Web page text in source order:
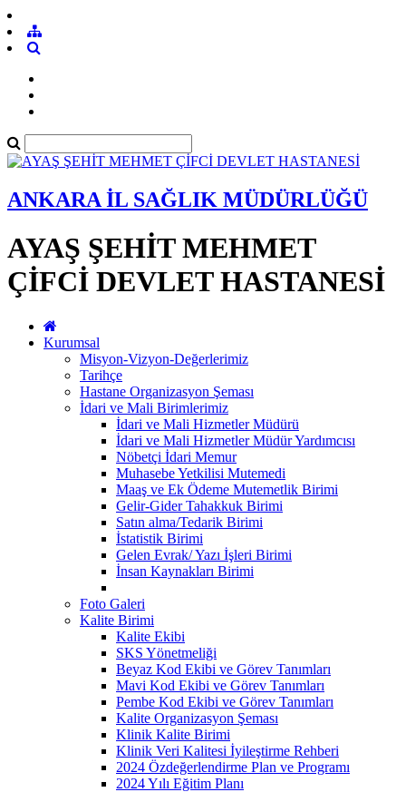
ANKARA İL SAĞLIK MÜDÜRLÜĞÜ
AYAŞ ŞEHİT MEHMET
ÇİFCİ DEVLET HASTANESİ
Kurumsal
Misyon-Vizyon-Değerlerimiz
Tarihçe
Hastane Organizasyon Şeması
İdari ve Mali Birimlerimiz
İdari ve Mali Hizmetler Müdürü
İdari ve Mali Hizmetler Müdür Yardımcısı
Nöbetçi İdari Memur
Muhasebe Yetkilisi Mutemedi
Maaş ve Ek Ödeme Mutemetlik Birimi
Gelir-Gider Tahakkuk Birimi
Satın alma/Tedarik Birimi
İstatistik Birimi
Gelen Evrak/ Yazı İşleri Birimi
İnsan Kaynakları Birimi
Foto Galeri
Kalite Birimi
Kalite Ekibi
SKS Yönetmeliği
Beyaz Kod Ekibi ve Görev Tanımları
Mavi Kod Ekibi ve Görev Tanımları
Pembe Kod Ekibi ve Görev Tanımları
Kalite Organizasyon Şeması
Klinik Kalite Birimi
Klinik Veri Kalitesi İyileştirme Rehberi
2024 Özdeğerlendirme Plan ve Programı
2024 Yılı Eğitim Planı